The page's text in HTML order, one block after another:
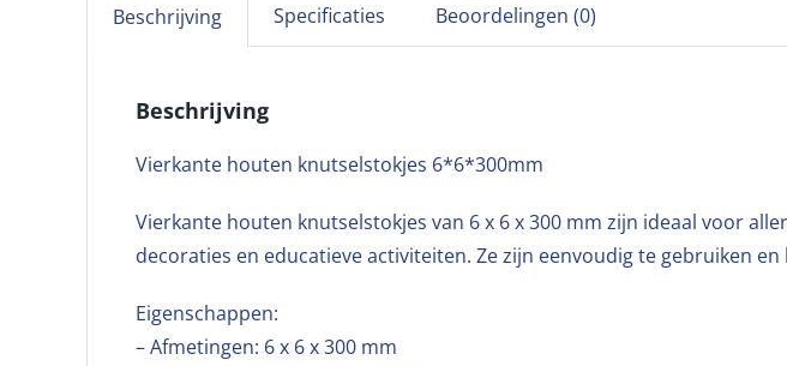
Beschrijving Specificaties Beoordelingen (0)
Beschrijving
Vierkante houten knutselstokjes 6*6*300mm
Vierkante houten knutselstokjes van 6 x 6 x 300 mm zijn ideaal voor
decoraties en educatieve activiteiten. Ze zijn eenvoudig te gebruiken
Eigenschappen:
– Afmetingen: 6 x 6 x 300 mm